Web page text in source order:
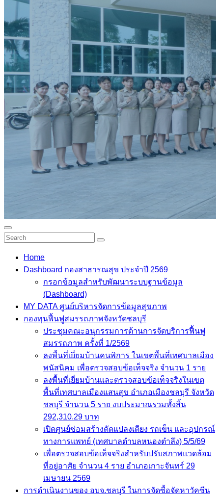
Home
Dashboard กองสาธารณสุข ประจำปี 2569
กรอกข้อมูลสำหรับพัฒนาระบบฐานข้อมูล
(Dashboard)
MY DATA ศูนย์บริหารจัดการข้อมูลสุขภาพ
กองทุนฟื้นฟูสมรรถภาพจังหวัดชลบุรี
ประชุมคณะอนุกรรมการด้านการจัดบริการฟื้นฟู
สมรรถภาพ ครั้งที่ 1/2569
ลงพื้นที่เยี่ยมบ้านคนพิการ ในเขตพื้นที่เทศบาลเมือง
พนัสนิคม เพื่อตรวจสอบข้อเท็จจริง จำนวน 1 ราย
ลงพื้นที่เยี่ยมบ้านและตรวจสอบข้อเท็จจริงในเขต
พื้นที่เทศบาลเมืองแสนสุข อำเภอเมืองชลบุรี จังหวัด
ชลบุรี จำนวน 5 ราย งบประมาณรวมทั้งสิ้น
292,310.29 บาท
เปิดศูนย์ซ่อมสร้างดัดแปลงเตียง รถเข็น และอุปกรณ์
ทางการแพทย์ (เทศบาลตำบลหนองตำลึง) 5/5/69
เพื่อตรวจสอบข้อเท็จจริงสำหรับปรับสภาพแวดล้อม
ที่อยู่อาศัย จำนวน 4 ราย อำเภอเกาะจันทร์ 29
เมษายน 2569
การดำเนินงานของ อบจ.ชลบุรี ในการจัดซื้อจัดหาวัคซีน